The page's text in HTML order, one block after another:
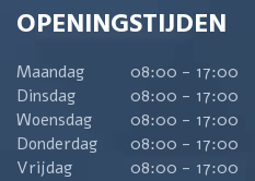
OPENINGSTIJDEN
Maandag
08:00 - 17:00
Dinsdag
08:00 - 17:00
Woensdag
08:00 - 17:00
Donderdag
08:00 - 17:00
Vrijdag
08:00 - 17:00